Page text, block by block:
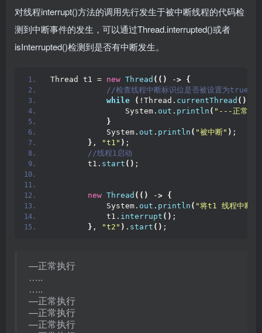
对线程interrupt()方法的调用先行发生于被中断线程的代码检
测到中断事件的发生，可以通过Thread.interrupted()或者
isInterrupted()检测到是否有中断发生。
Thread t1 = new Thread (() -> {
//检查线程中断标识位是否被设置为true
while
( !Thread. currentThread ()
                System.
out . println ( "---正常执
}
            System.
out . println ( "被中断" ) ;
} , "t1" ) ;
//线程1启动
        t1.
start () ;
new Thread (() -> {
            System.
out . println ( "将t1 线程中断
            t1.
interrupt () ;
} , "t2" ) . start () ;
—正常执行
…..
…..
—正常执行
—正常执行
—正常执行